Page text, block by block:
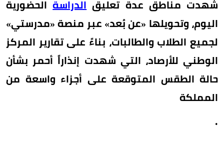
شهدت مناطق عدة تعليقالدراسةالحضورية
اليوم، وتحويلها «عن بُعد» عبر منصة «مدرستي»
لجميع الطلاب والطالبات، بناءً على تقارير المركز
الوطني للأرصاد، التي شهدت إنذاراً أحمر بشأن
حالة الطقس المتوقعة على أجزاء واسعة من
المملكة
.